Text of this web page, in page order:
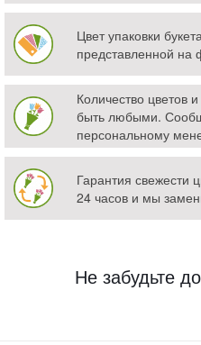
Цвет упаковки
представленной на
Количество цветов
быть любыми.
персональному
Гарантия свежести
24 часов и мы
Не забудьте